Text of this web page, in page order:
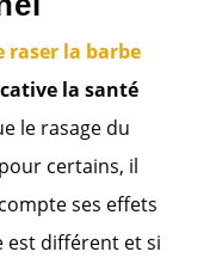
raser la barbe
la santé
le rasage du
certains, il
ses effets
est différent et si